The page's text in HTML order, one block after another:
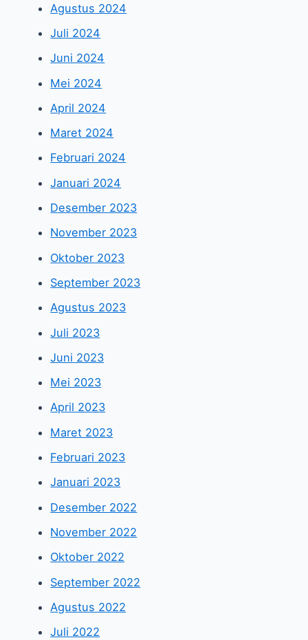
Agustus 2024
Juli 2024
Juni 2024
Mei 2024
April 2024
Maret 2024
Februari 2024
Januari 2024
Desember 2023
November 2023
Oktober 2023
September 2023
Agustus 2023
Juli 2023
Juni 2023
Mei 2023
April 2023
Maret 2023
Februari 2023
Januari 2023
Desember 2022
November 2022
Oktober 2022
September 2022
Agustus 2022
Juli 2022